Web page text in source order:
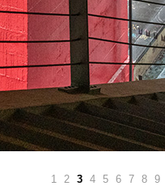
1 2 3 4 5 6 7 8 9